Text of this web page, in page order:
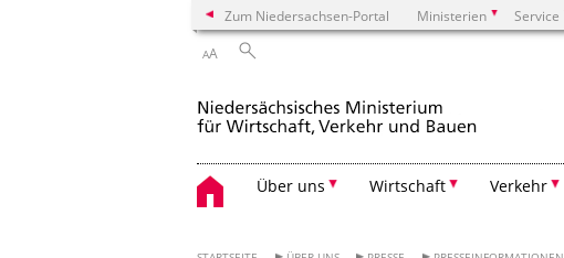
Zum Niedersachsen-Portal Ministerien Service
AA
Über uns Wirtschaft Verkehr